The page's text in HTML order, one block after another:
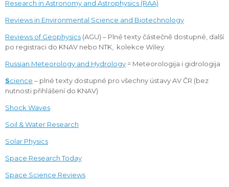
Research in Astronomy and Astrophysics (RAA)
Reviews in Environmental Science and Biotechnology
Reviews of Geophysics (AGU) – Plné texty částečně dostupné, další
po registraci do KNAV nebo NTK, kolekce Wiley.
Russian Meteorology and Hydrology = Meteorologija i gidrologija
Science – plné texty dostupné pro všechny ústavy AV ČR (bez
nutnosti přihlášení do KNAV)
Shock Waves
Soil & Water Research
Solar Physics
Space Research Today
Space Science Reviews